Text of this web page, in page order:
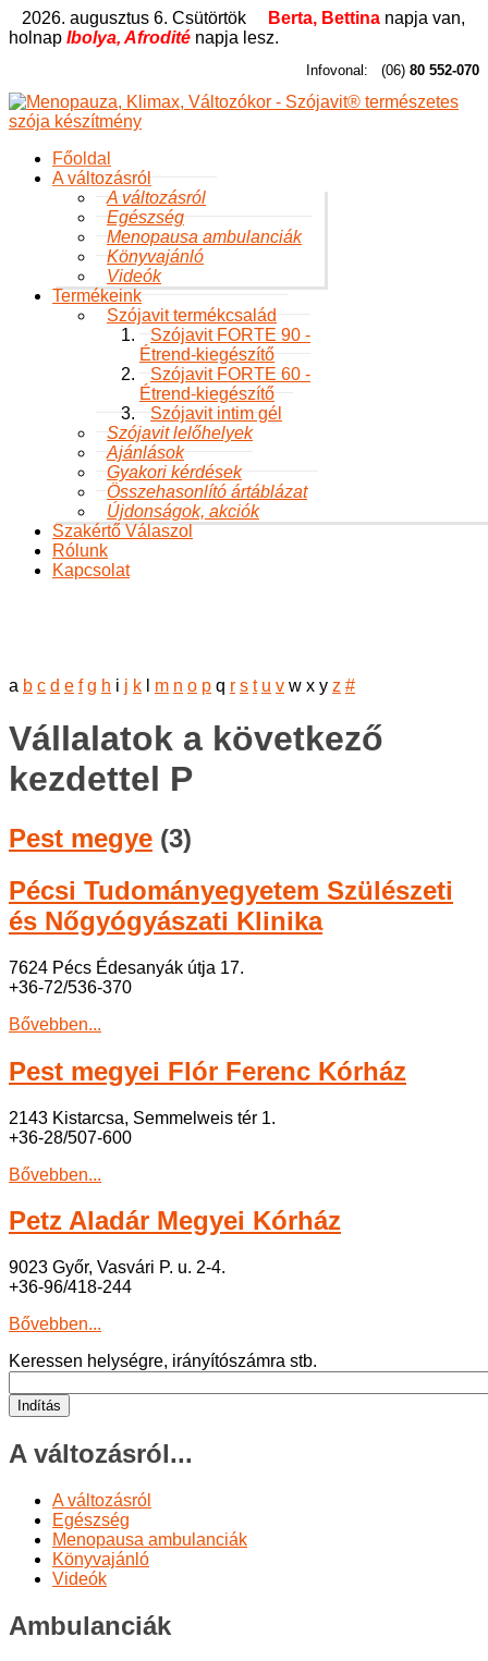
2026. augusztus 6. Csütörtök Berta, Bettina napja van,
holnap Ibolya, Afrodité napja lesz.
Infovonal: (06) 80 552-070
Főoldal
A változásról
A változásról
Egészség
Menopausa ambulanciák
Könyvajánló
Videók
Termékeink
Szójavit termékcsalád
Szójavit FORTE 90 -
Étrend-kiegészítő
Szójavit FORTE 60 -
Étrend-kiegészítő
Szójavit intim gél
Szójavit lelőhelyek
Ajánlások
Gyakori kérdések
Összehasonlító ártáblázat
Újdonságok, akciók
Szakértő Válaszol
Rólunk
Kapcsolat
a b c d e f g h i j k m n o p q r s t u v w x y z #
Vállalatok a következő
kezdettel P
Pest megye (3)
Pécsi Tudományegyetem Szülészeti
és Nőgyógyászati Klinika
7624 Pécs Édesanyák útja 17.
+36-72/536-370
Bővebben...
Pest megyei Flór Ferenc Kórház
2143 Kistarcsa, Semmelweis tér 1.
+36-28/507-600
Bővebben...
Petz Aladár Megyei Kórház
9023 Győr, Vasvári P. u. 2-4.
+36-96/418-244
Bővebben...
Keressen helységre, irányítószámra stb.
Indítás
A változásról...
A változásról
Egészség
Menopausa ambulanciák
Könyvajánló
Videók
Ambulanciák